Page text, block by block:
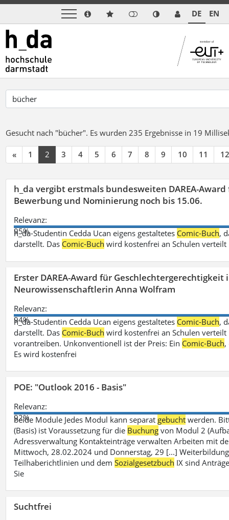
DE EN
Gesucht nach "bücher". Es wurden 235 Ergebnisse in 19
« 1 2 3 4 5 6 7 8 9 10 11 12
h_da vergibt erstmals bundesweiten DAREA-
Bewerbung und Nominierung noch bis 15.06.
Relevanz:
95%
h_da-Studentin Cedda Ucan eigens gestaltetes Comic-Buch,
darstellt. Das Comic-Buch wird kostenfrei an Schulen
Erster DAREA-Award für
Neurowissenschaftlerin Anna Wolfram
Relevanz:
94%
h_da-Studentin Cedda Ucan eigens gestaltetes Comic-Buch,
darstellt. Das Comic-Buch wird kostenfrei an Schulen
vorantreiben. Unkonventionell ist der Preis: Ein Comic-Buch,
Es wird kostenfrei
POE: "Outlook 2016 - Basis"
Relevanz:
92%
beide Module Jedes Modul kann separat gebucht werden.
(Basis) ist Voraussetzung für die Buchung von Modul 2
Adressverwaltung Kontakteinträge verwalten Arbeiten mit
Mittwoch, 28.02.2024 und Donnerstag, 29 [...]
Teilhaberichtlinien und demSozialgesetzbuch IX sind
Sie
Suchtfrei